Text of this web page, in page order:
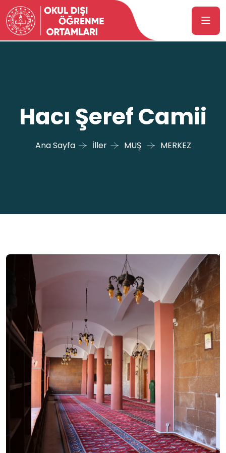
Hacı Şeref Camii
Ana Sayfa İller MUŞ MERKEZ